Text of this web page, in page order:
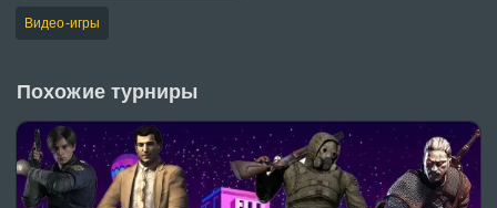
Видео-игры
Похожие турниры